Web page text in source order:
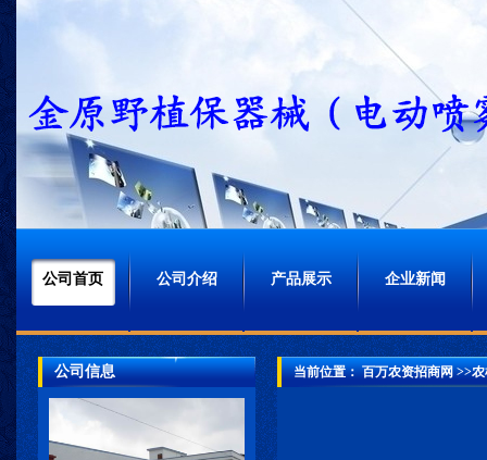
公司首页 公司介绍 产品展示 企业新闻
公司信息 当前位置：百万农资招商网>>农